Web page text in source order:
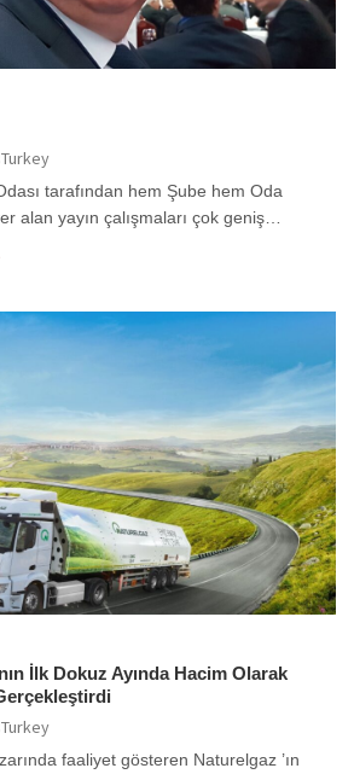
tarafından hem Şube hem Oda
alan yayın çalışmaları çok geniş…
İlk Dokuz Ayında Hacim Olarak
faaliyet gösteren Naturelgaz ’ın